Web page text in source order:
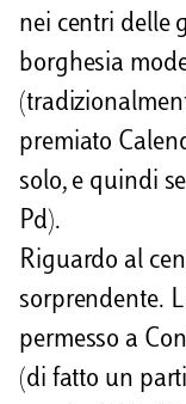
nei centri delle
borghesia
premiato
solo, e quindi
Pd).
Riguardo al
sorprendente.
permesso a
(di fatto un